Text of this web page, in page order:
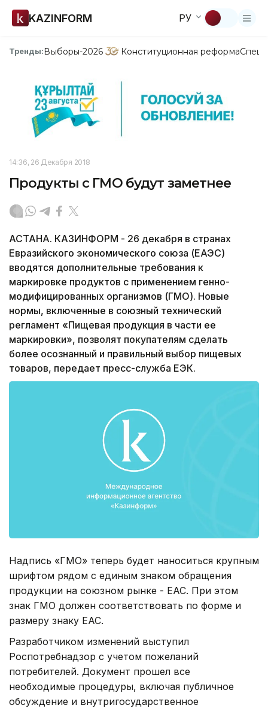
KAZINFORM РУ
Тренды:Выборы-2026 Конституционная реформа
14:36, 26 Декабря 2018
Продукты с ГМО будут заметнее
АСТАНА. КАЗИНФОРМ - 26 декабря в странах
Евразийского экономического союза (ЕАЭС)
вводятся дополнительные требования к
маркировке продуктов с применением генно-
модифицированных организмов (ГМО). Новые
нормы, включенные в союзный технический
регламент «Пищевая продукция в части ее
маркировки», позволят покупателям сделать
более осознанный и правильный выбор пищевых
товаров, передает пресс-служба ЕЭК.
Надпись «ГМО» теперь будет наноситься крупным
шрифтом рядом с единым знаком обращения
продукции на союзном рынке - ЕАС. При этом
знак ГМО должен соответствовать по форме и
размеру знаку ЕАС.
Разработчиком изменений выступил
Роспотребнадзор с учетом пожеланий
потребителей. Документ прошел все
необходимые процедуры, включая публичное
обсуждение и внутригосударственное